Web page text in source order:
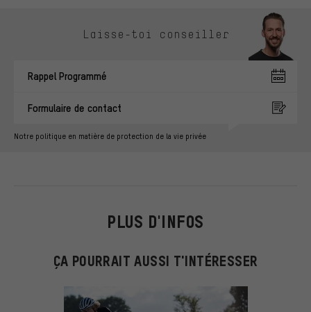
Laisse-toi conseiller
Rappel Programmé
Formulaire de contact
Notre politique en matière de protection de la vie privée
PLUS D'INFOS
ÇA POURRAIT AUSSI T'INTÉRESSER